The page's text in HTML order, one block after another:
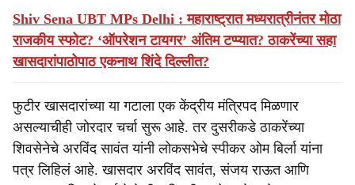
Shiv Sena UBT MPs Delhi : महाराष्ट्रात मध्यरात्रीनंतर मोठा
राजकीय स्फोट? ‘ऑपरेशन टायगर’ अंतिम टप्प्यात? ठाकरेंच्या सहा
खासदारांपाठोपाठ एकनाथ शिंदे दिल्लीत?
फुटीर खासदारांच्या या गटाला एक केंद्रीय मंत्रिपद मिळणार
असल्याचीही जोरदार चर्चा सुरू आहे. तर दुसरीकडे ठाकरेंच्या
शिवसेनेचे अरविंद सावंत यांनी लोकसभेचे स्पीकर ओम बिर्ला यांना
पत्र लिहिलं आहे. खासदार अरविंद सावंत, संजय राऊत आणि